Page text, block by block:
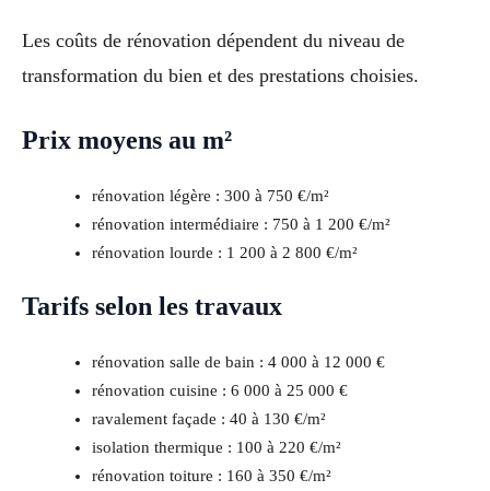
Les coûts de rénovation dépendent du niveau de
transformation du bien et des prestations choisies.
Prix moyens au m²
rénovation légère : 300 à 750 €/m²
rénovation intermédiaire : 750 à 1 200 €/m²
rénovation lourde : 1 200 à 2 800 €/m²
Tarifs selon les travaux
rénovation salle de bain : 4 000 à 12 000 €
rénovation cuisine : 6 000 à 25 000 €
ravalement façade : 40 à 130 €/m²
isolation thermique : 100 à 220 €/m²
rénovation toiture : 160 à 350 €/m²